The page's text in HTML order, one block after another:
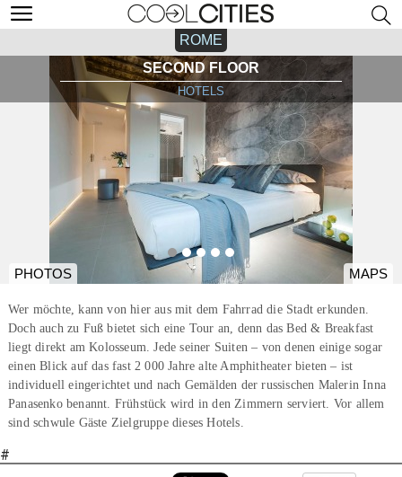
ROME
SECOND FLOOR
HOTELS
PHOTOS MAPS
Wer möchte, kann von hier aus mit dem Fahrrad die Stadt erkunden.
Doch auch zu Fuß bietet sich eine Tour an, denn das Bed & Breakfast
liegt direkt am Kolosseum. Jede seiner Suiten – von denen einige sogar
einen Blick auf das fast 2 000 Jahre alte Amphitheater bieten – ist
individuell eingerichtet und nach Gemälden der russischen Malerin Inna
Panasenko benannt. Frühstück wird in den Zimmern serviert. Vor allem
sind schwule Gäste Zielgruppe dieses Hotels.
#